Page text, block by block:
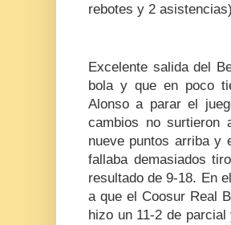
rebotes y 2
Excelente salida del
bola y que en poco
Alonso a parar el
cambios no surtieron
nueve puntos arriba y
fallaba demasiados
resultado de 9-18. En
a que el Coosur Real
hizo un 11-2 de